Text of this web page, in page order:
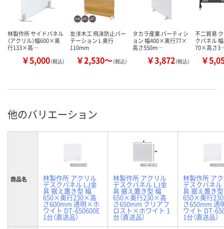
林製作所 サイドパネル
（アクリル）幅600×奥
行133×高…
￥5,000（税込）
友澤木工 飛沫防止パー
テーション L 奥行
110mm
￥2,530～（税込）
タカラ産業 パーティシ
ョン 幅400×奥行77×
高さ550m…
￥3,872（税込）
不二貿易
クパネル
70×高さ
￥
他のバリエーション
商品名 林製作所 アクリル
デスクパネル LJ金
具 据え置き型 幅
650×奥行230×高
さ600mm 透明×ホ
ワイト DT-650600E
1台（直送品）
林製作所 アクリル
デスクパネル LJ金
具 据え置き型 幅
650×奥行230×高
さ650mm クリアフ
ロスト×ホワイト 1
台（直送品）
林製作所 ア
デスクパネル
具 据え置き
650×奥行
さ650mm 透
ワイト DT-
1台（直送品）